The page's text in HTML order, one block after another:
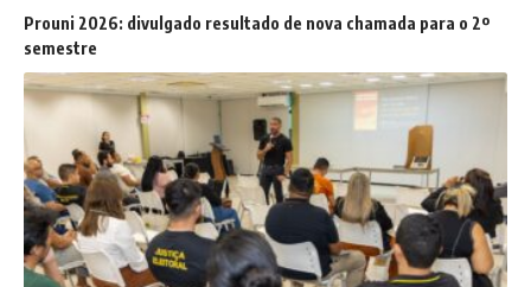
Prouni 2026: divulgado resultado de nova chamada para o 2º
semestre